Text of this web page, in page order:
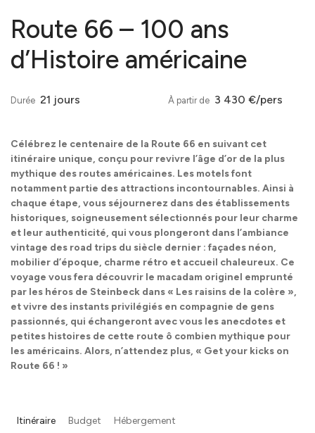
Route 66 – 100 ans
d’Histoire américaine
Durée 21 jours À partir de 3 430 €/pers
Célébrez le centenaire de la Route 66 en suivant cet
itinéraire unique, conçu pour revivre l’âge d’or de la plus
mythique des routes américaines. Les motels font
notamment partie des attractions incontournables. Ainsi à
chaque étape, vous séjournerez dans des établissements
historiques, soigneusement sélectionnés pour leur charme
et leur authenticité, qui vous plongeront dans l’ambiance
vintage des road trips du siècle dernier : façades néon,
mobilier d’époque, charme rétro et accueil chaleureux. Ce
voyage vous fera découvrir le macadam originel emprunté
par les héros de Steinbeck dans « Les raisins de la colère »,
et vivre des instants privilégiés en compagnie de gens
passionnés, qui échangeront avec vous les anecdotes et
petites histoires de cette route ô combien mythique pour
les américains. Alors, n’attendez plus, « Get your kicks on
Route 66 ! »
Itinéraire Budget Hébergement